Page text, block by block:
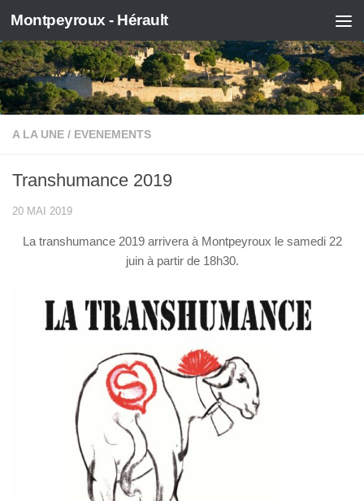
Skip to content
Montpeyroux - Hérault
A LA UNE / EVENEMENTS
Transhumance 2019
20 MAI 2019
La transhumance 2019 arrivera à Montpeyroux le samedi 22
juin à partir de 18h30.